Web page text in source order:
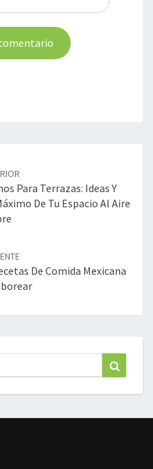
Para Terrazas: Ideas Y
De Tu Espacio Al Aire
De Comida Mexicana